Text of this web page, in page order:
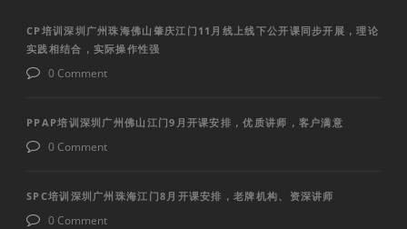
CP培训深圳广州珠海佛山肇庆江门11月线上线下公开课同步开展，理论
实践相结合，实际操作性强
0 Comment
PPAP培训深圳广州佛山江门9月开课安排，优质讲师，客户满意
0 Comment
SPC培训深圳广州珠海江门8月开课安排，老牌机构、资深讲师
0 Comment